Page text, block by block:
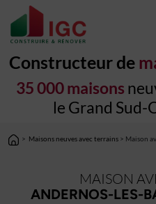
Constructeur de
35 000 maisons
le Grand Sud-
> Maisons neuves avec terrains > Maison
MAISON
ANDERNOS-LES-